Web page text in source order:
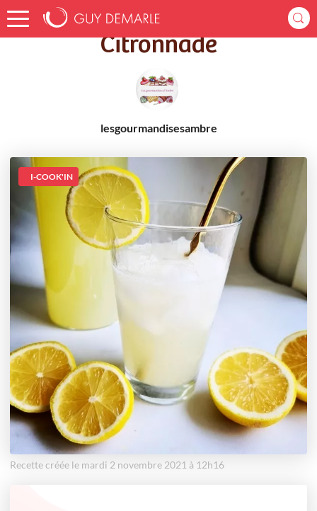
Accueil Recettes Citronnade
Citronnade
lesgourmandisesambre
I-COOK'IN
Recette créée le mardi 2 novembre 2021 à 12h16